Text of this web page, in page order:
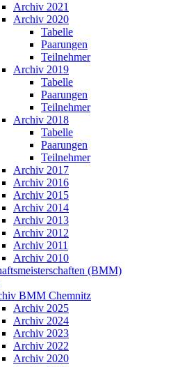
Archiv 2021
Archiv 2020
Tabelle
Paarungen
Teilnehmer
Archiv 2019
Tabelle
Paarungen
Teilnehmer
Archiv 2018
Tabelle
Paarungen
Teilnehmer
Archiv 2017
Archiv 2016
Archiv 2015
Archiv 2014
Archiv 2013
Archiv 2012
Archiv 2011
Archiv 2010
(BMM)
BMM Chemnitz
Archiv 2025
Archiv 2024
Archiv 2023
Archiv 2022
Archiv 2020